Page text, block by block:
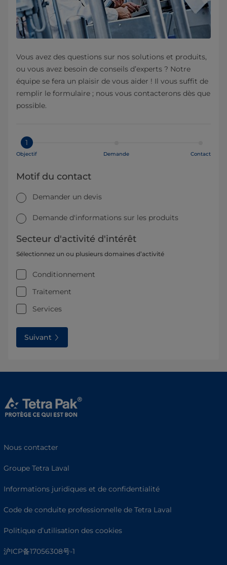
Vous avez des questions sur nos solutions et produits,
ou vous avez besoin de conseils d’experts ? Notre
équipe se fera un plaisir de vous aider ! Il vous suffit de
remplir le formulaire ; nous vous contacterons dès que
possible.
1
Objectif Demande Contact
Motif du contact
Demander un devis
Demande d'informations sur les produits
Secteur d'activité d'intérêt
Sélectionnez un ou plusieurs domaines d’activité
Conditionnement
Traitement
Services
Suivant
Nous contacter
Groupe Tetra Laval
Informations juridiques et de confidentialité
Code de conduite professionnelle de Tetra Laval
Politique d’utilisation des cookies
沪ICP备17056308号-1